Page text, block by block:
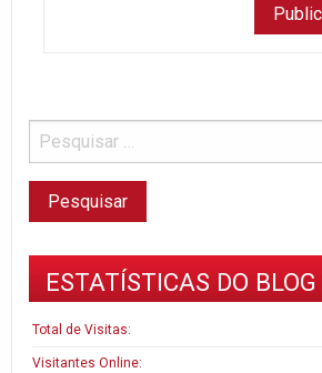
ESTATÍSTICAS DO BLOG
Total de Visitas:
Visitantes Online: